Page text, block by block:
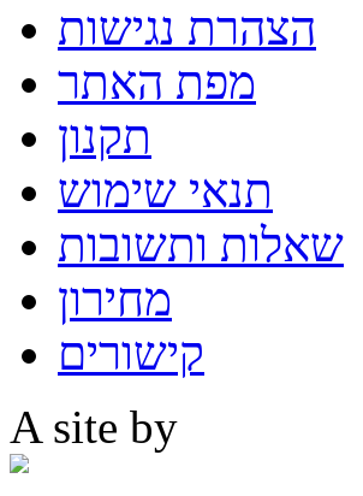
הצהרת נגישות
מפת האתר
תקנון
תנאי שימוש
שאלות ותשובות
מחירון
קישורים
A site by